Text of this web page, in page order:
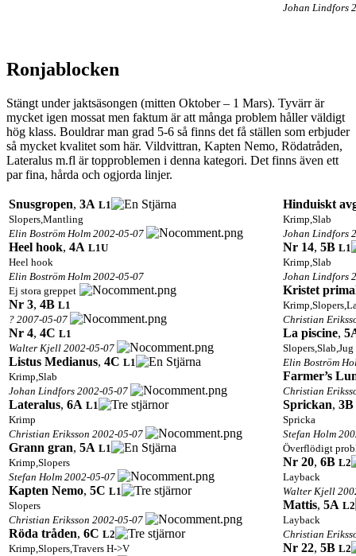
Johan Lindfors
Ronjablocken
Stängt under jaktsäsongen (mitten Oktober – 1 Mars). Tyvärr är
mycket igen mossat men faktum är att många problem håller väldigt
hög klass. Bouldrar man grad 5-6 så finns det få ställen som erbjuder
så mycket kvalitet som här. Vildvittran, Kapten Nemo, Rödatråden,
Lateralus m.fl är topproblemen i denna kategori. Det finns även ett
par fina, hårda och ogjorda linjer.
Snusgropen, 3A L1
Slopers,Mantling
Elin Boström Holm 2002-05-07
Heel hook, 4A L1U
Heel hook
Elin Boström Holm 2002-05-07
Ej stora greppet
Nr 3, 4B L1
? 2007-05-07
Nr 4, 4C L1
Walter Kjell 2002-05-07
Listus Medianus, 4C L1
Krimp,Slab
Johan Lindfors 2002-05-07
Lateralus, 6A L1
Krimp
Christian Eriksson 2002-05-07
Grann gran, 5A L1
Krimp,Slopers
Stefan Holm 2002-05-07
Kapten Nemo, 5C L1
Slopers
Christian Eriksson 2002-05-07
Röda tråden, 6C L2
Krimp,Slopers,Travers H->V
Hinduiskt
Krimp,Slab
Johan Lindfors
Nr 14, 5B L1
Krimp,Slab
Johan Lindfors
Kristet
Christian
La piscine,
Slopers,Slab,Jug
Elin Boström
Farmer’s
Christian
Sprickan, 3B
Spricka
Stefan Holm
Överflödigt
Nr 20, 6B L2
Layback
Walter Kjell
Mattis, 5A L2
Layback
Christian
Nr 22, 5B L2